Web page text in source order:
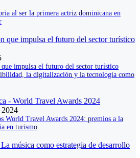
al ser la primera actriz dominicana en
impulsa el futuro del sector turístico
la digitalización y la tecnología como
2024
World Travel Awards 2024: premios a la
en turismo